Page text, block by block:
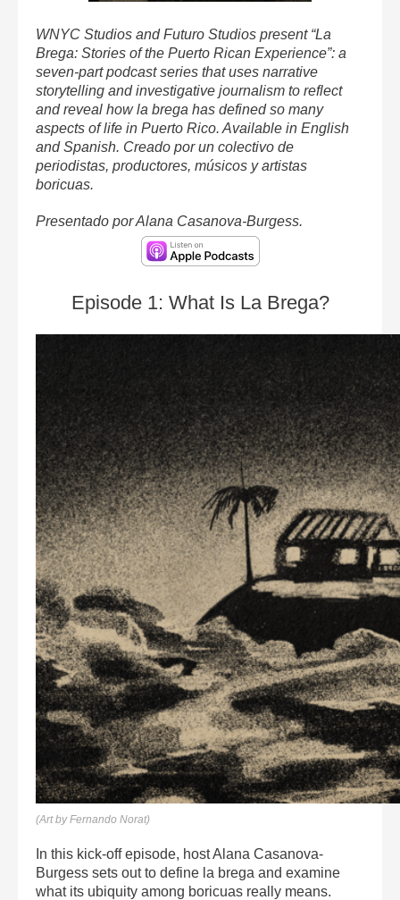
WNYC Studios and Futuro Studios present “La
Brega: Stories of the Puerto Rican Experience”: a
seven-part podcast series that uses narrative
storytelling and investigative journalism to reflect
and reveal how la brega has defined so many
aspects of life in Puerto Rico. Available in English
and Spanish. Creado por un colectivo de
periodistas, productores, músicos y artistas
boricuas.
Presentado por Alana Casanova-Burgess.
Episode 1: What Is La Brega?
(Art by Fernando Norat)
In this kick-off episode, host Alana Casanova-
Burgess sets out to define la brega and examine
what its ubiquity among boricuas really means.